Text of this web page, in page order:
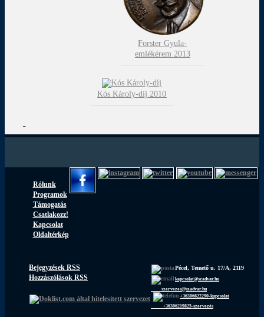
Forster Gyula-
emlékérem 2013
Kós Károly-díj 2010
Rólunk
Programok
Támogatás
Csatlakozz!
Kapcsolat
Oldaltérkép
Bejegyzések RSS
Hozzászólások RSS
Pécel, Temető u. 17/A, 2119
kapcsolat@szadvar.hu
szervezes@szadvar.hu
+36306622290-kapcsolat
+36306219825-szervezés